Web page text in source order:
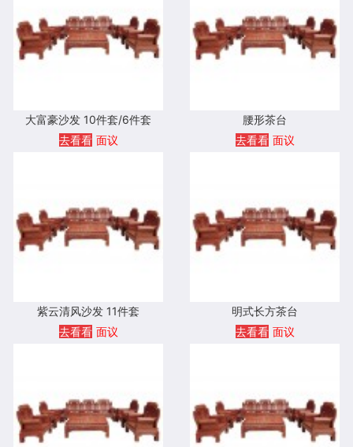
大富豪沙发 10件套/6件套
去看看 面议
腰形茶台
去看看 面议
紫云清风沙发 11件套
去看看 面议
明式长方茶台
去看看 面议